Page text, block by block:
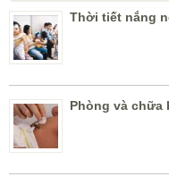
Thời tiết nắng
Phòng và chữa